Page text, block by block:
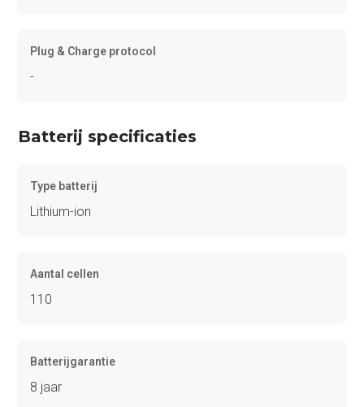
Plug & Charge protocol
-
Batterij specificaties
Type batterij
Lithium-ion
Aantal cellen
110
Batterijgarantie
8 jaar